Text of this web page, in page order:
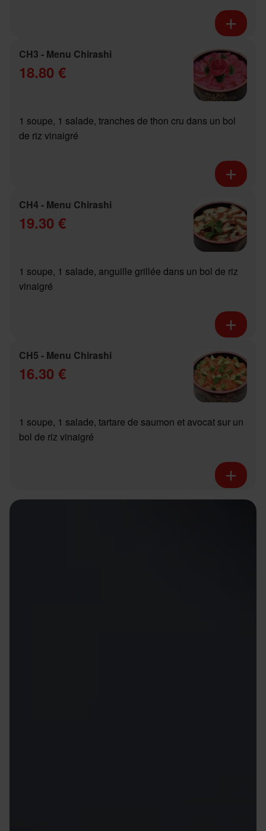
CH3 - Menu Chirashi
18.80 €
1 soupe, 1 salade, tranches de thon cru dans un bol
de riz vinaigré
CH4 - Menu Chirashi
19.30 €
1 soupe, 1 salade, anguille grillée dans un bol de riz
vinaigré
CH5 - Menu Chirashi
16.30 €
1 soupe, 1 salade, tartare de saumon et avocat sur un
bol de riz vinaigré